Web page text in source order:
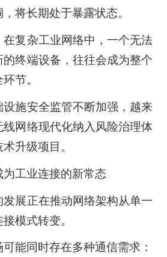
将长期处于暴露状态。
复杂工业网络中，一个无法
终端设备，往往会成为整个
节。
施安全监管不断加强，越来
网络现代化纳入风险治理体
升级项目。
工业连接的新常态
展正在推动网络架构从单一
模式转变。
同时存在多种通信需求：